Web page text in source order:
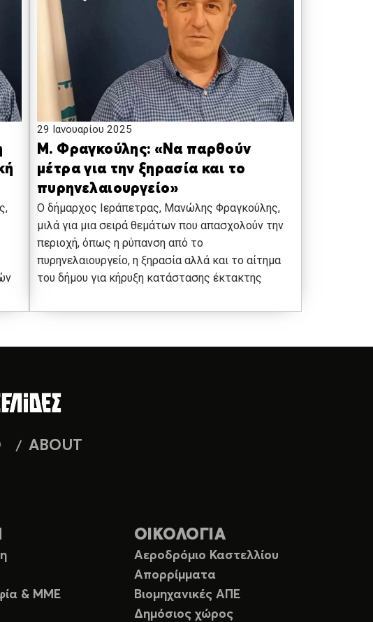
29 Ιανουαρίου 2025
Μ. Φραγκούλης: «Να παρθούν
μέτρα για την ξηρασία και το
πυρηνελαιουργείο»
O δήμαρχος Ιεράπετρας, Μανώλης Φραγκούλης,
μιλά για μια σειρά θεμάτων που απασχολούν την
περιοχή, όπως η ρύπανση από το
πυρηνελαιουργείο, η ξηρασία αλλά και το αίτημα
του δήμου για κήρυξη κατάστασης έκτακτης
ABOUT
& ΜΜΕ
ΟΙΚΟΛΟΓΙΑ
Αεροδρόμιο Καστελλίου
Απορρίμματα
Βιομηχανικές ΑΠΕ
Δημόσιος χώρος